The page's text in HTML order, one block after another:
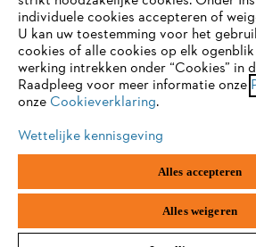
Gegevensbescherming Impressum
ANDREAS STIHL NV, Veurtstraat 117, 2870
België/Belgique
VAT Number: BE 0427.714.768
onze website optimaal te kunnen
je overschakelt op één van de volgende
firefox
safari
individuele cookies accepteren of
U kan uw toestemming voor het
cookies of alle cookies op elk
werking intrekken onder “Cookies” in
Raadpleeg voor meer informatie onze
onze Cookieverklaring.
Wettelijke kennisgeving
Alles accepteren
Alles weigeren